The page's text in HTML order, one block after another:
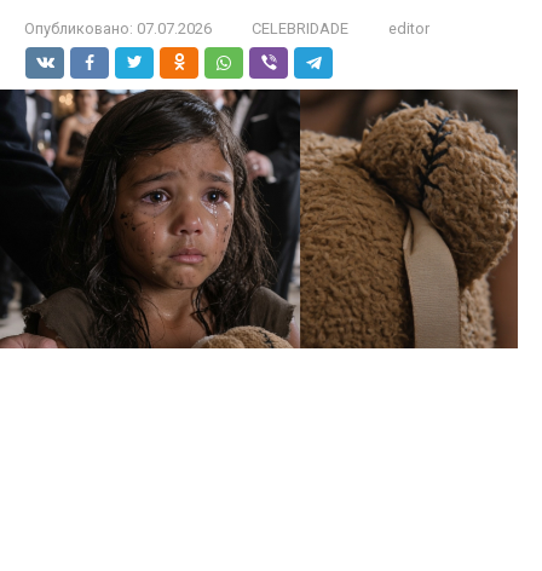
Опубликовано: 07.07.2026 CELEBRIDADE editor